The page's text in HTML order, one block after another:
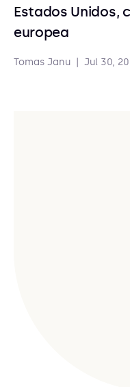
Estados Unidos,
europea
Tomas Janu Jul 30,